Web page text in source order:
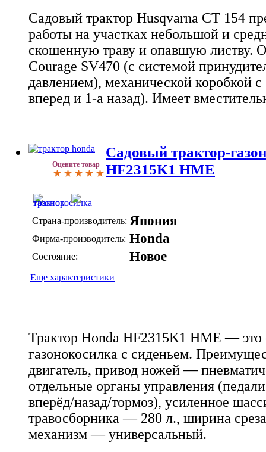
Садовый трактор Husqvarna CT 154
работы на участках небольшой и
скошенную траву и опавшую листву.
Courage SV470 (с системой
давлением), механической коробкой
вперед и 1-а назад). Имеет
Оцените товар
Садовый трактор-
HF2315K1 HME
Страна-производитель: Япония
Фирма-производитель: Honda
Состояние: Новое
Еще характеристики
Трактор Honda HF2315K1 HME — это
газонокосилка с сиденьем.
двигатель, привод ножей —
отдельные органы управления
вперёд/назад/тормоз), усиленное
травосборника — 280 л., ширина
механизм — универсальный.